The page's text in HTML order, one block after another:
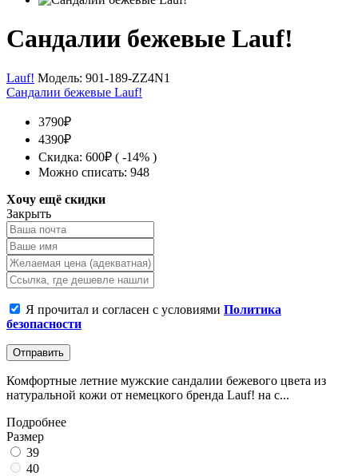
Сандалии бежевые Lauf!
Lauf! Модель: 901-189-ZZ4N1
Сандалии бежевые Lauf!
3790₽
4390₽
Скидка: 600₽ ( -14% )
Можно списать: 948
Хочу ещё скидки
Закрыть
Я прочитал и согласен с условиями Политика
безопасности
Отправить
Комфортные летние мужские сандалии бежевого цвета из
натуральной кожи от немецкого бренда Lauf! на с...
Подробнее
Размер
39
40